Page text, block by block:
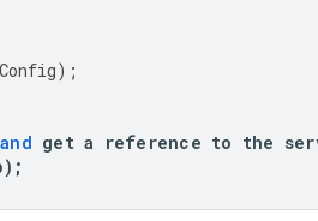
);
and get a reference to the
);